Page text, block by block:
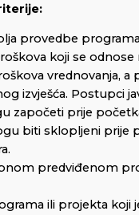
provedbe
koji se odnose
vrednovanja, a
izvješća. Postupci
započeti prije
biti sklopljeni prije
predviđenom
ili projekta koji